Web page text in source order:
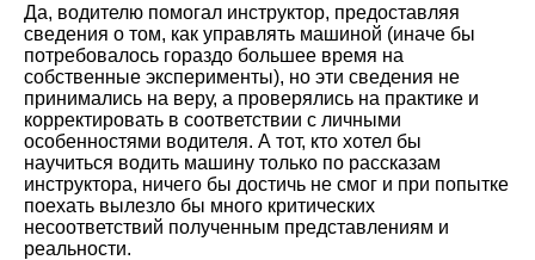
Да, водителю помогал инструктор, предоставляя
сведения о том, как управлять машиной (иначе бы
потребовалось гораздо большее время на
собственные эксперименты), но эти сведения не
принимались на веру, а проверялись на практике и
корректировать в соответствии с личными
особенностями водителя. А тот, кто хотел бы
научиться водить машину только по рассказам
инструктора, ничего бы достичь не смог и при попытке
поехать вылезло бы много критических
несоответствий полученным представлениям и
реальности.